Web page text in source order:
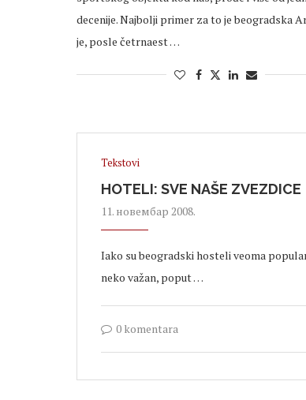
decenije. Najbolji primer za to je beogradska
je, posle četrnaest …
Tekstovi
HOTELI: SVE NAŠE ZVEZDICE
11. новембар 2008.
Iako su beogradski hosteli veoma
neko važan, poput …
0 komentara